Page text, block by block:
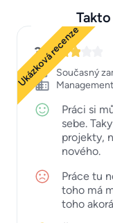
Ukázková recenze
3
Současný
Management
Práci si
sebe.
projekty,
nového.
Práce tu
toho má
toho